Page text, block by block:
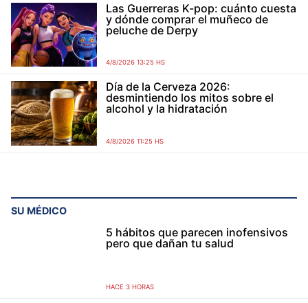
Las Guerreras K-pop: cuánto cuesta
y dónde comprar el muñeco de
peluche de Derpy
4/8/2026 13:25 HS
Día de la Cerveza 2026:
desmintiendo los mitos sobre el
alcohol y la hidratación
4/8/2026 11:25 HS
SU MÉDICO
5 hábitos que parecen inofensivos
pero que dañan tu salud
HACE 3 HORAS